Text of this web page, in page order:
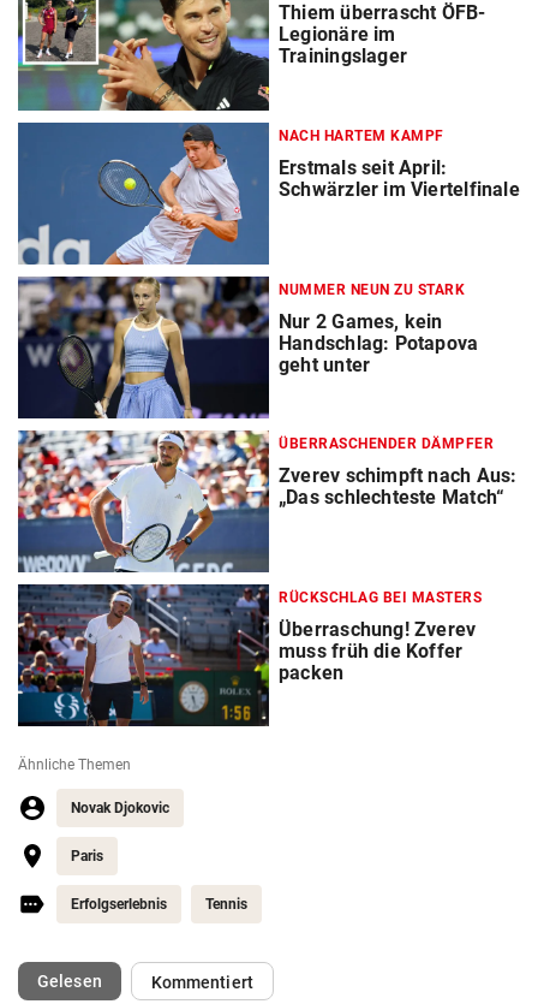
Thiem überrascht ÖFB-
Legionäre im
Trainingslager
NACH HARTEM KAMPF
Erstmals seit April:
Schwärzler im Viertelfinale
NUMMER NEUN ZU STARK
Nur 2 Games, kein
Handschlag: Potapova
geht unter
ÜBERRASCHENDER DÄMPFER
Zverev schimpft nach Aus:
„Das schlechteste Match“
RÜCKSCHLAG BEI MASTERS
Überraschung! Zverev
muss früh die Koffer
packen
Ähnliche Themen
Novak Djokovic
Paris
Erfolgserlebnis Tennis
Gelesen(ausgewählt)Kommentiert